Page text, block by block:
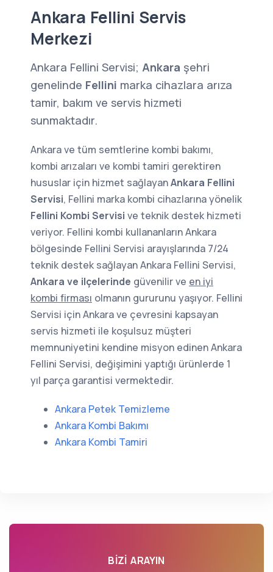
Ankara Fellini Servis
Merkezi
Ankara Fellini Servisi; Ankara şehri
genelinde Fellini marka cihazlara arıza
tamir, bakım ve servis hizmeti
sunmaktadır.
Ankara ve tüm semtlerine kombi bakımı,
kombi arızaları ve kombi tamiri gerektiren
hususlar için hizmet sağlayanAnkara Fellini
Servisi, Fellini marka kombi cihazlarına yönelik
Fellini Kombi Servisi ve teknik destek hizmeti
veriyor. Fellini kombi kullananların Ankara
bölgesinde Fellini Servisi arayışlarında 7/24
teknik destek sağlayan Ankara Fellini Servisi,
Ankara ve ilçelerinde güvenilir ve en iyi
kombi firması olmanın gururunu yaşıyor. Fellini
Servisi için Ankara ve çevresini kapsayan
servis hizmeti ile koşulsuz müşteri
memnuniyetini kendine misyon edinen Ankara
Fellini Servisi, değişimini yaptığı ürünlerde 1
yıl parça garantisi vermektedir.
Ankara Petek Temizleme
Ankara Kombi Bakımı
Ankara Kombi Tamiri
BIZI ARAYIN